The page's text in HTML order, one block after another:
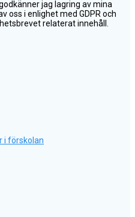
jag lagring av mina
oss i enlighet med GDPR och
relaterat innehåll.
i förskolan